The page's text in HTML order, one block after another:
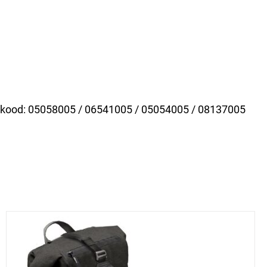
05058005 / 06541005 / 05054005 / 08137005